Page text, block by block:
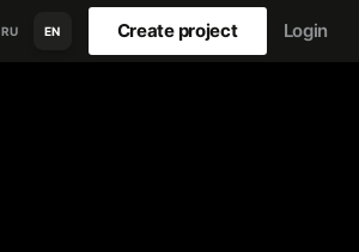
RU EN Create project Login